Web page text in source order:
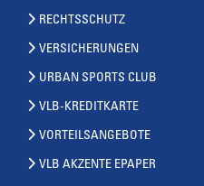
RECHTSSCHUTZ
VERSICHERUNGEN
URBAN SPORTS CLUB
VLB-KREDITKARTE
VORTEILSANGEBOTE
VLB AKZENTE EPAPER